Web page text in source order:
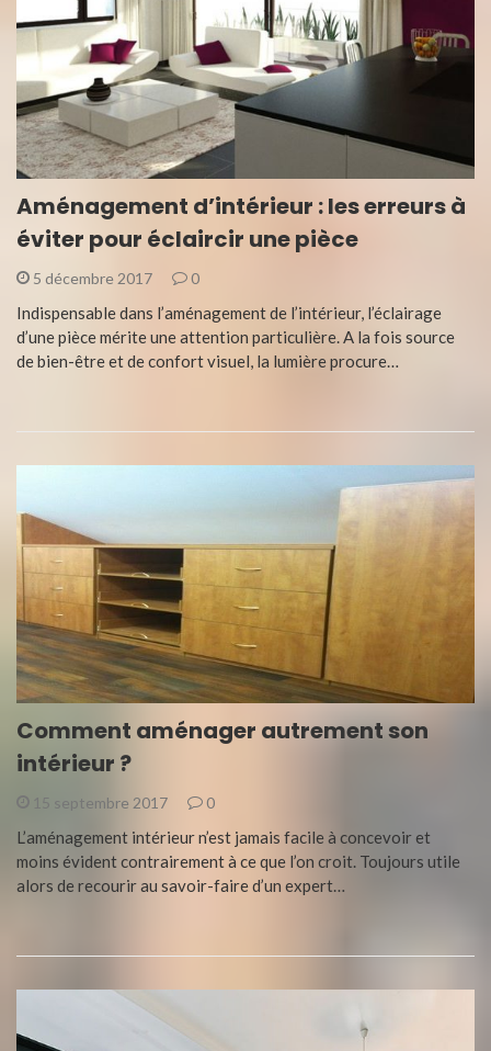
Aménagement d’intérieur : les erreurs à
éviter pour éclaircir une pièce
5 décembre 2017 0
Indispensable dans l’aménagement de l’intérieur, l’éclairage
d’une pièce mérite une attention particulière. A la fois source
de bien-être et de confort visuel, la lumière procure…
Comment aménager autrement son
intérieur ?
15 septembre 2017 0
L’aménagement intérieur n’est jamais facile à concevoir et
moins évident contrairement à ce que l’on croit. Toujours utile
alors de recourir au savoir-faire d’un expert…